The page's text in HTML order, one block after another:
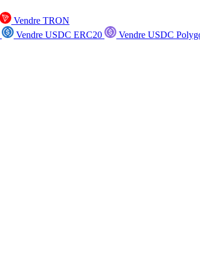
Vendre TRON
Vendre USDC ERC20
Vendre USDC